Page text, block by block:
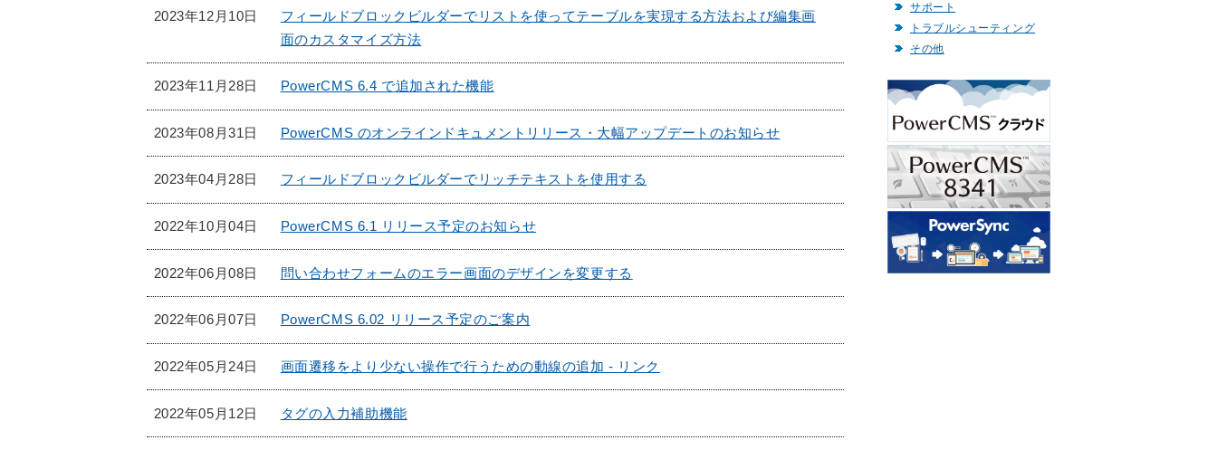
2023年12月10日
フィールドブロックビルダーでリストを使ってテーブルを実現する方法および編集画
面のカスタマイズ方法
2023年11月28日 PowerCMS 6.4 で追加された機能
2023年08月31日 PowerCMS のオンラインドキュメントリリース・大幅アップデートのお知らせ
2023年04月28日 フィールドブロックビルダーでリッチテキストを使用する
2022年10月04日 PowerCMS 6.1 リリース予定のお知らせ
2022年06月08日 問い合わせフォームのエラー画面のデザインを変更する
2022年06月07日 PowerCMS 6.02 リリース予定のご案内
2022年05月24日 画面遷移をより少ない操作で行うための動線の追加 - リンク
2022年05月12日 タグの入力補助機能
サポート
トラブルシューティング
その他